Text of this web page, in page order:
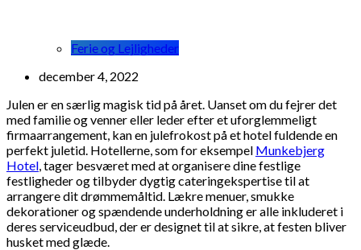
Ferie og Lejligheder
december 4, 2022
Julen er en særlig magisk tid på året. Uanset om du fejrer det
med familie og venner eller leder efter et uforglemmeligt
firmaarrangement, kan en julefrokost på et hotel fuldende en
perfekt juletid. Hotellerne, som for eksempel Munkebjerg
Hotel , tager besværet med at organisere dine festlige
festligheder og tilbyder dygtig cateringekspertise til at
arrangere dit drømmemåltid. Lækre menuer, smukke
dekorationer og spændende underholdning er alle inkluderet i
deres serviceudbud, der er designet til at sikre, at festen bliver
husket med glæde.